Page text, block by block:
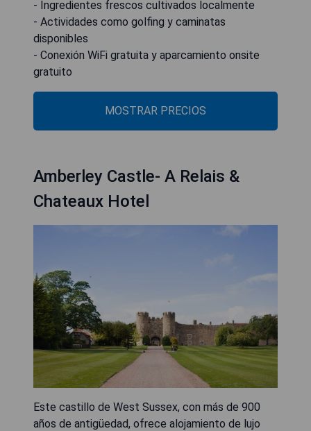
- Ingredientes frescos cultivados localmente
- Actividades como golfing y caminatas
disponibles
- Conexión WiFi gratuita y aparcamiento onsite
gratuito
MOSTRAR PRECIOS
Amberley Castle- A Relais &
Chateaux Hotel
Este castillo de West Sussex, con más de 900
años de antigüedad, ofrece alojamiento de lujo